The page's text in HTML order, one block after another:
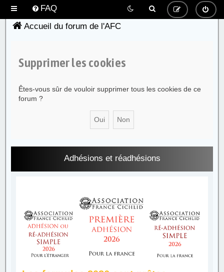
FAQ
Accueil du forum de l'AFC
Supprimer les cookies
Êtes-vous sûr de vouloir supprimer tous les cookies de ce
forum ?
Adhésions et réadhésions